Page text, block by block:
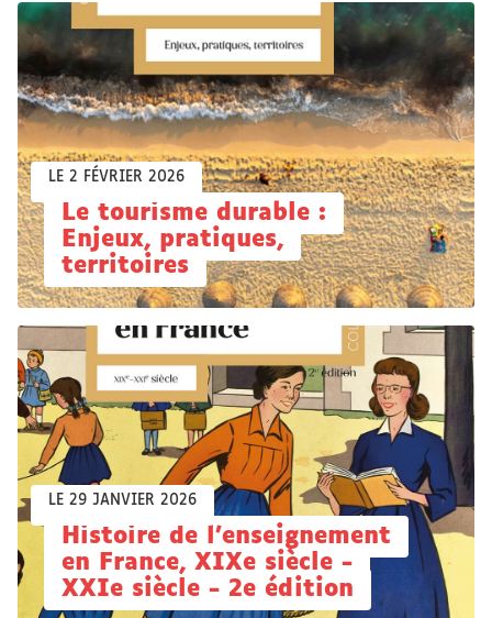
LE 2 FÉVRIER 2026
Le tourisme durable :
Enjeux, pratiques,
territoires
LE 29 JANVIER 2026
Histoire de l’enseignement
en France, XIXe siècle -
XXIe siècle - 2e édition